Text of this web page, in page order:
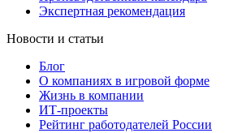
Экспертная рекомендация
Новости и статьи
Блог
О компаниях в игровой форме
Жизнь в компании
ИТ-проекты
Рейтинг работодателей России